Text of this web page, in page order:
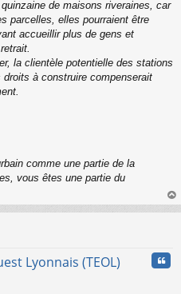
de maisons riveraines, car
parcelles, elles pourraient être
accueillir plus de gens et
la clientèle potentielle des stations
à construire compenserait
comme une partie de la
vous êtes une partie du
au
Lyonnais (TEOL)